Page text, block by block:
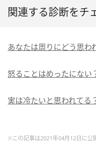
関連する診断をチ
あなたは周りにどう思
怒ることはめったにな
実は冷たいと思われて
※この記事は2021年04月12日に公